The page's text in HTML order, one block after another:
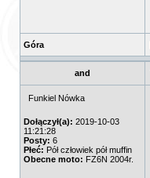
Góra
and
Funkiel Nówka
Dołączył(a): 2019-10-03
11:21:28
Posty: 6
Płeć: Pół człowiek pół muffin
Obecne moto: FZ6N 2004r.